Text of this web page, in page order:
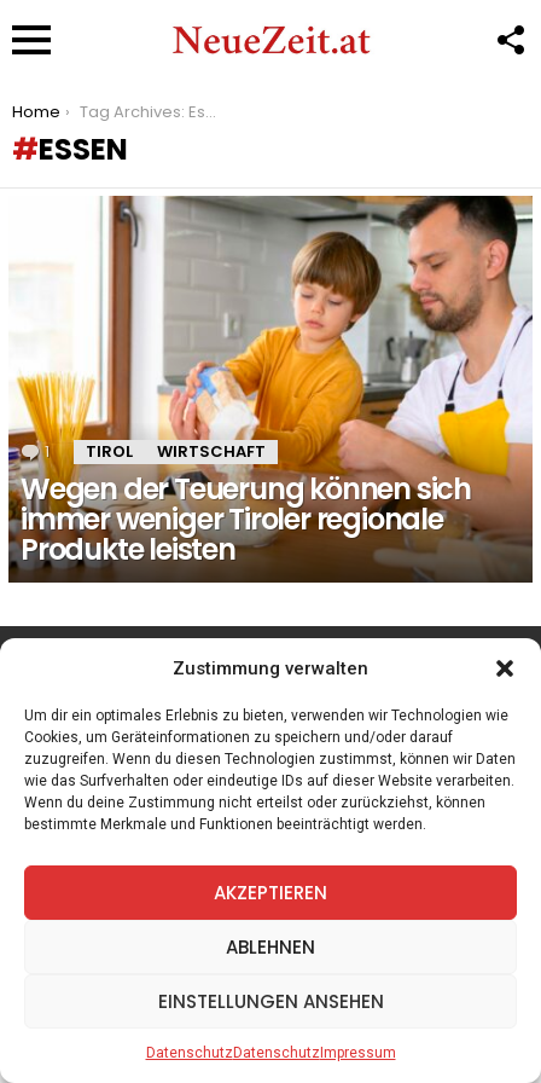
Zustimmung verwalten
Um dir ein optimales Erlebnis zu bieten, verwenden wir Technologien wie
Cookies, um Geräteinformationen zu speichern und/oder darauf
zuzugreifen. Wenn du diesen Technologien zustimmst, können wir Daten
wie das Surfverhalten oder eindeutige IDs auf dieser Website verarbeiten.
Wenn du deine Zustimmung nicht erteilst oder zurückziehst, können
bestimmte Merkmale und Funktionen beeinträchtigt werden.
AKZEPTIEREN
ABLEHNEN
EINSTELLUNGEN ANSEHEN
DatenschutzDatenschutzImpressum
You are here:
Home Tag Archives: Essen
ESSEN
1 Kommentar
TIROL WIRTSCHAFT
Wegen der Teuerung können sich
immer weniger Tiroler regionale
Produkte leisten
facebook instagram
Spiele Zitate Kontakt Datenschutz Impressum